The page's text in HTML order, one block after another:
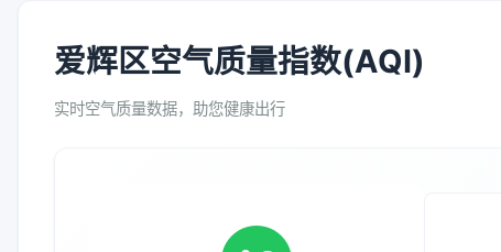
爱辉区空气质量指数(AQI)
实时空气质量数据，助您健康出行